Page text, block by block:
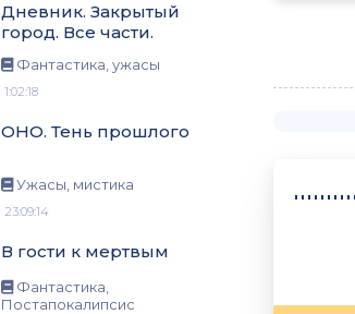
Дневник. Закрытый
город. Все части.
Фантастика, ужасы
1:02:18
ОНО. Тень прошлого
Ужасы, мистика
23:09:14
В гости к мертвым
Фантастика,
Постапокалипсис